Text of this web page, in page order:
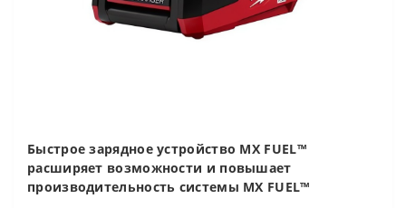
Быстрое зарядное устройство MX FUEL™
расширяет возможности и повышает
производительность системы MX FUEL™